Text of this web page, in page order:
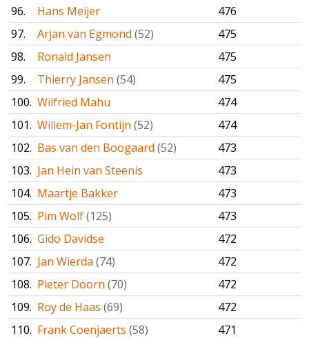
96.
Hans Meijer
476
97.
Arjan van Egmond (52)
475
98.
Ronald Jansen
475
99.
Thierry Jansen (54)
475
100. Wilfried Mahu
474
101. Willem-Jan Fontijn (52)
474
102. Bas van den Boogaard (52)
473
103. Jan Hein van Steenis
473
104. Maartje Bakker
473
105. Pim Wolf(125)
473
106. Gido Davidse
472
107. Jan Wierda (74)
472
108. Pieter Doorn (70)
472
109. Roy de Haas (69)
472
110. Frank Coenjaerts (58)
471